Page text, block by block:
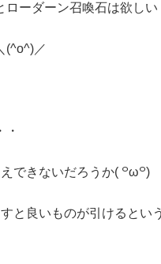
ローダーン召喚石は欲しい
(^o^)／
できないだろうか( ꒪ω꒪)
と良いものが引けるとい